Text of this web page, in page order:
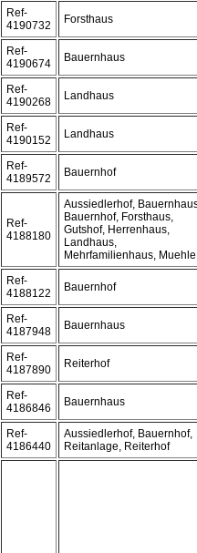
Ref-
4190732
Forsthaus
Ref-
4190674
Bauernhaus
Ref-
4190268
Landhaus
Ref-
4190152
Landhaus
Ref-
4189572
Bauernhof
Ref-
4188180
Aussiedlerhof,
Bauernhof, Forsthaus,
Gutshof, Herrenhaus,
Landhaus,
Mehrfamilienhaus, Muehle
Ref-
4188122
Bauernhof
Ref-
4187948
Bauernhaus
Ref-
4187890
Reiterhof
Ref-
4186846
Bauernhaus
Ref-
4186440
Aussiedlerhof, Bauernhof,
Reitanlage, Reiterhof